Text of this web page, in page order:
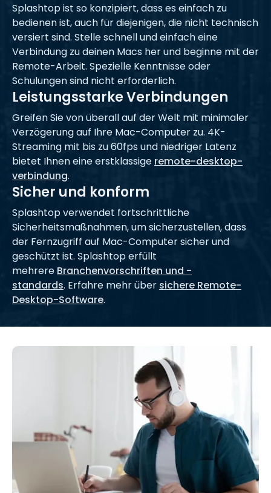
Splashtop ist so konzipiert, dass es einfach zu
bedienen ist, auch für diejenigen, die nicht technisch
versiert sind. Stelle schnell und einfach eine
Verbindung zu deinen Macs her und beginne mit der
Remote-Arbeit. Spezielle Kenntnisse oder
Schulungen sind nicht erforderlich.
Leistungsstarke Verbindungen
Greifen Sie von überall auf der Welt mit minimaler
Verzögerung auf Ihre Mac-Computer zu. 4K-
Streaming mit bis zu 60fps und niedriger Latenz
bietet Ihnen eine erstklassige remote-desktop-
verbindung.
Sicher und konform
Splashtop verwendet fortschrittliche
Sicherheitsmaßnahmen, um sicherzustellen, dass
der Fernzugriff auf Mac-Computer sicher und
geschützt ist. Splashtop erfüllt
mehrere Branchenvorschriften und -
standards. Erfahre mehr über sichere Remote-
Desktop-Software.